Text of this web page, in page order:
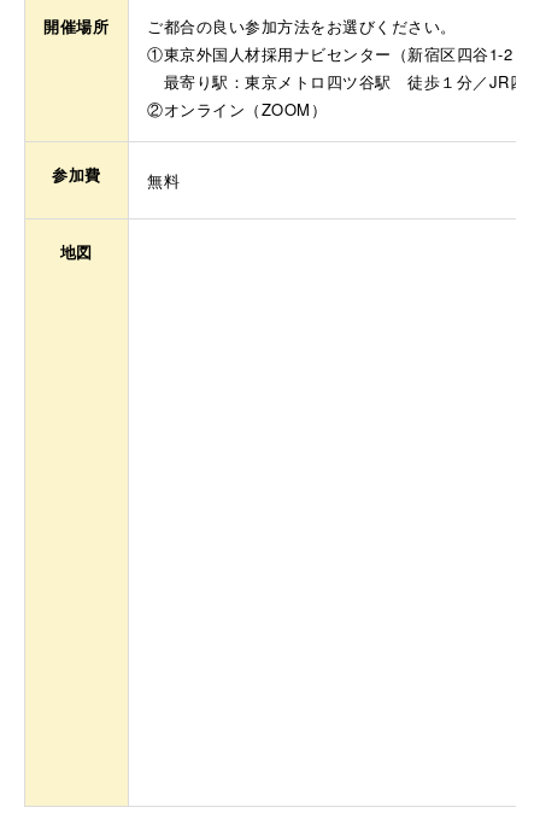
開催場所
ご都合の良い参加方法をお選びください。
①東京外国人材採用ナビセンター（新宿区四谷1-2
最寄り駅：東京メトロ四ツ谷駅 徒歩１分／JR四
②オンライン（ZOOM）
参加費 無料
地図